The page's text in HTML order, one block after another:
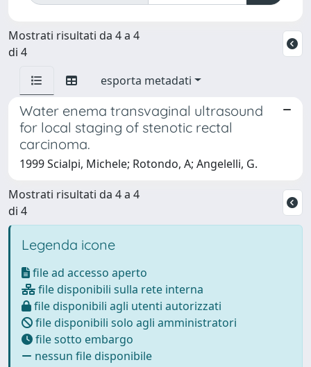
Mostrati risultati da 4 a 4
di 4
esporta metadati
Water enema transvaginal ultrasound
for local staging of stenotic rectal
carcinoma.
1999 Scialpi, Michele; Rotondo, A; Angelelli, G.
Mostrati risultati da 4 a 4
di 4
Legenda icone
file ad accesso aperto
file disponibili sulla rete interna
file disponibili agli utenti autorizzati
file disponibili solo agli amministratori
file sotto embargo
nessun file disponibile